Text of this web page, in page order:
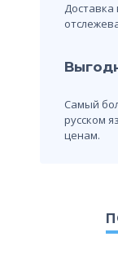
Самый
русском
ценам.